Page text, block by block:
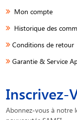
Mon compte
Historique des
Conditions de retour
Garantie & Service
Inscrivez-
Abonnez-vous à notre